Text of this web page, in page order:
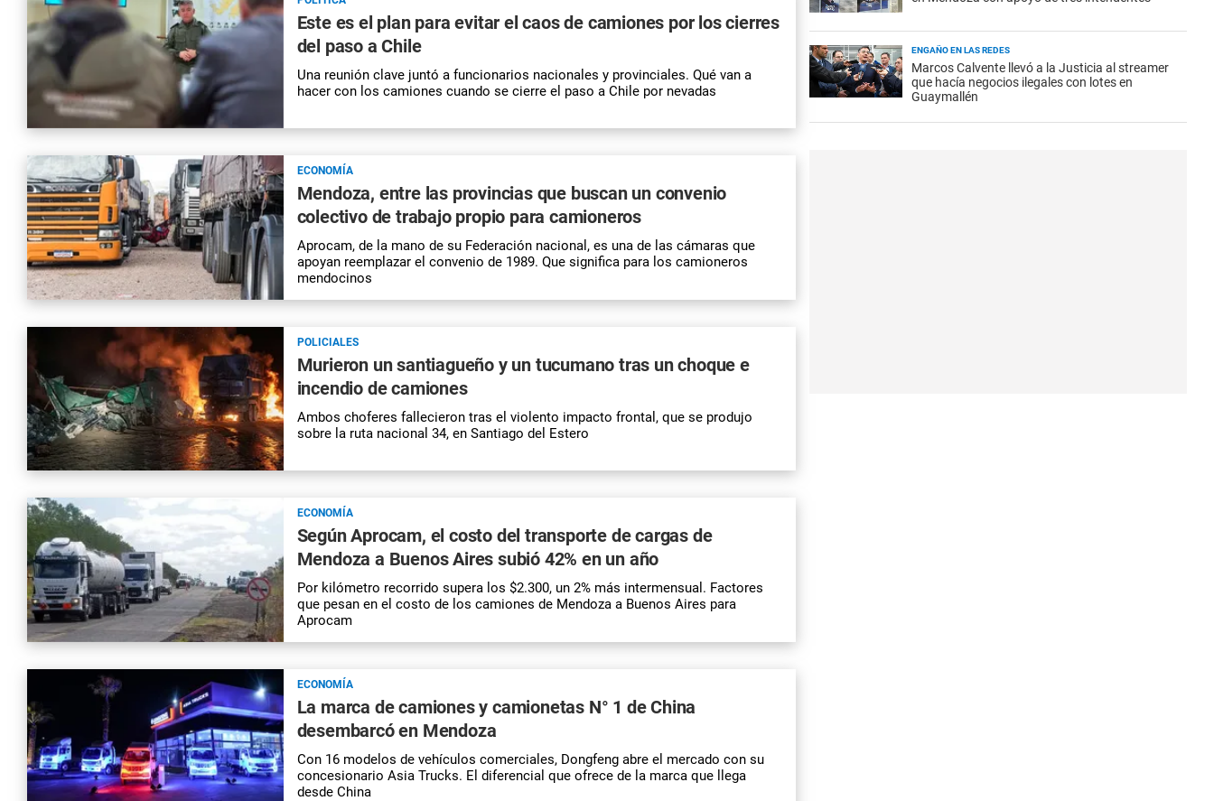
Este es el plan para evitar el caos de camiones por los cierres
del paso a Chile
Una reunión clave juntó a funcionarios nacionales y provinciales. Qué van a
hacer con los camiones cuando se cierre el paso a Chile por nevadas
ECONOMÍA
Mendoza, entre las provincias que buscan un convenio
colectivo de trabajo propio para camioneros
Aprocam, de la mano de su Federación nacional, es una de las cámaras que
apoyan reemplazar el convenio de 1989. Que significa para los camioneros
mendocinos
POLICIALES
Murieron un santiagueño y un tucumano tras un choque e
incendio de camiones
Ambos choferes fallecieron tras el violento impacto frontal, que se produjo
sobre la ruta nacional 34, en Santiago del Estero
ECONOMÍA
Según Aprocam, el costo del transporte de cargas de
Mendoza a Buenos Aires subió 42% en un año
Por kilómetro recorrido supera los $2.300, un 2% más intermensual. Factores
que pesan en el costo de los camiones de Mendoza a Buenos Aires para
Aprocam
ECONOMÍA
La marca de camiones y camionetas N° 1 de China
desembarcó en Mendoza
Con 16 modelos de vehículos comerciales, Dongfeng abre el mercado con su
concesionario Asia Trucks. El diferencial que ofrece de la marca que llega
desde China
ENGAÑO EN LAS REDES
Marcos Calvente llevó a la Justicia al streamer
que hacía negocios ilegales con lotes en
Guaymallén